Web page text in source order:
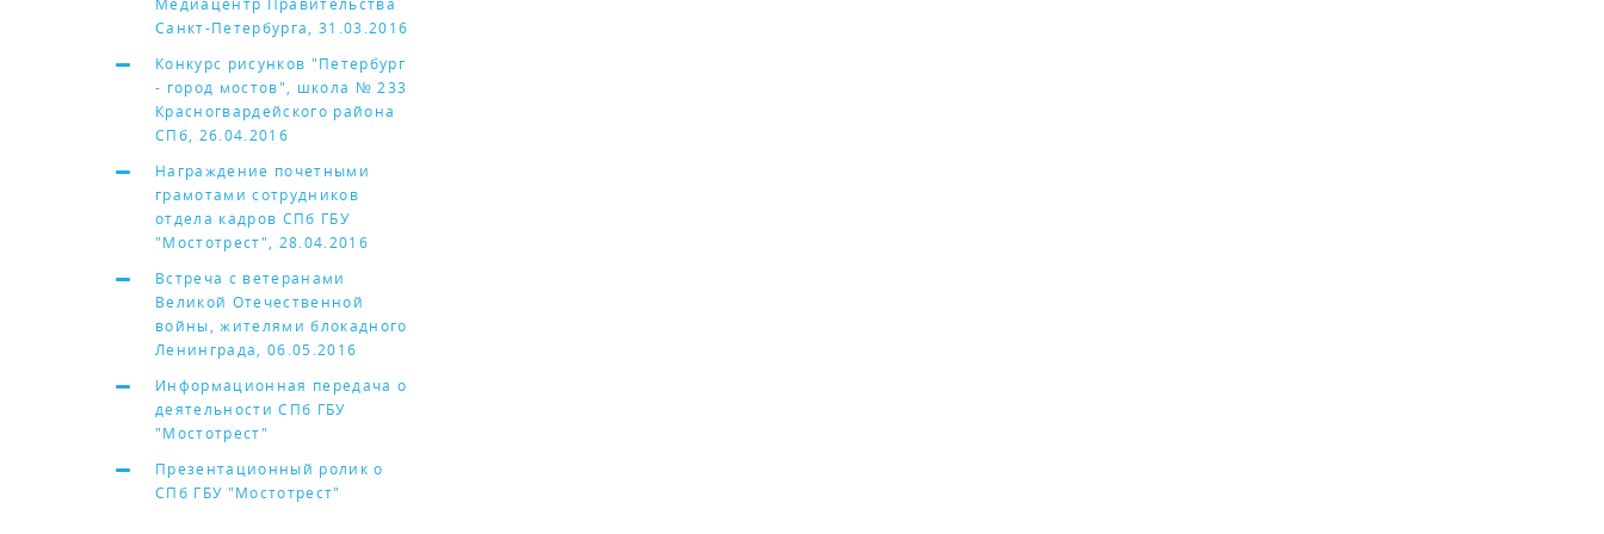
Санкт-Петербурга, 31.03.2016
Конкурс рисунков "Петербург
- город мостов", школа № 233
Красногвардейского района
СПб, 26.04.2016
Награждение почетными
грамотами сотрудников
отдела кадров СПб ГБУ
"Мостотрест", 28.04.2016
Встреча с ветеранами
Великой Отечественной
войны, жителями блокадного
Ленинграда, 06.05.2016
Информационная передача о
деятельности СПб ГБУ
"Мостотрест"
Презентационный ролик о
СПб ГБУ "Мостотрест"